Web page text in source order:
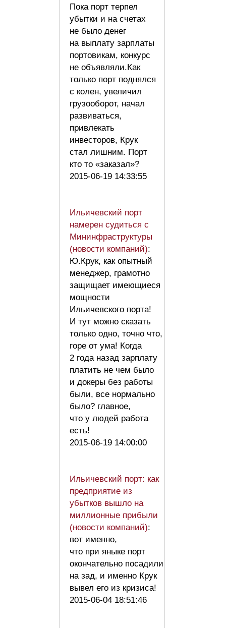
Пока порт терпел
убытки и на счетах
не было денег
на выплату зарплаты
портовикам, конкурс
не объявляли.Как
только порт поднялся
с колен, увеличил
грузооборот, начал
развиваться,
привлекать
инвесторов, Крук
стал лишним. Порт
кто то «заказал»?
2015-06-19 14:33:55
Ильичевский порт
намерен судиться с
Мининфраструктуры
(новости компаний):
Ю.Крук, как опытный
менеджер, грамотно
защищает имеющиеся
мощности
Ильичевского порта!
И тут можно сказать
только одно, точно что,
горе от ума! Когда
2 года назад зарплату
платить не чем было
и докеры без работы
были, все нормально
было? главное,
что у людей работа
есть!
2015-06-19 14:00:00
Ильичевский порт: как
предприятие из
убытков вышло на
миллионные прибыли
(новости компаний):
вот именно,
что при яныке порт
окончательно посадили
на зад, и именно Крук
вывел его из кризиса!
2015-06-04 18:51:46